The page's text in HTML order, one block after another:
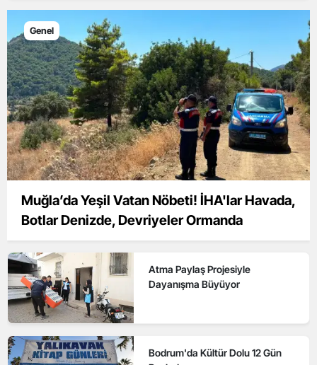
Genel
Muğla’da Yeşil Vatan Nöbeti! İHA'lar Havada,
Botlar Denizde, Devriyeler Ormanda
Atma Paylaş Projesiyle
Dayanışma Büyüyor
Bodrum'da Kültür Dolu 12 Gün